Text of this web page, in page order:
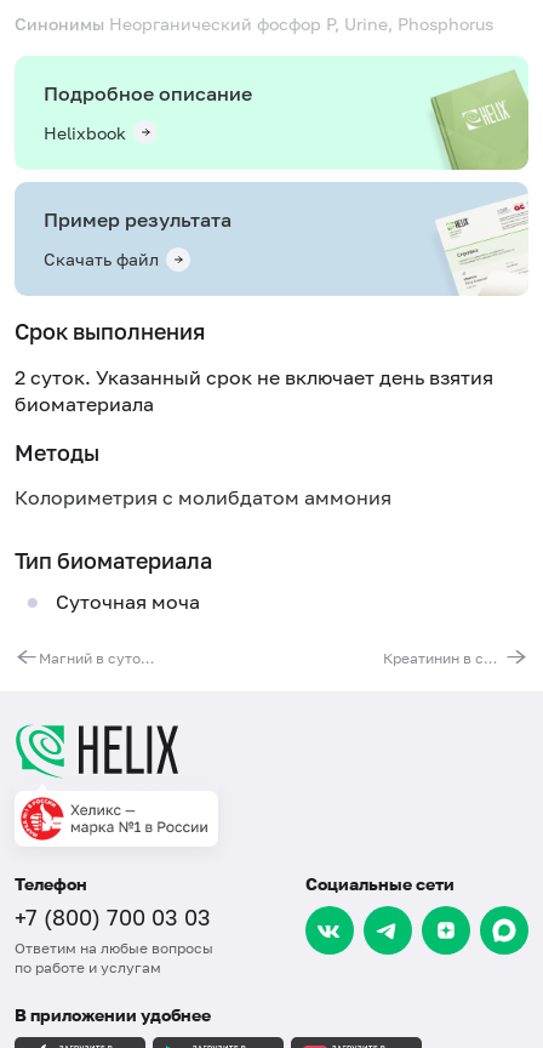
Синонимы Неорганический фосфор P, Urine, Phosphorus
Подробное описание
Helixbook
Пример результата
Скачать файл
Срок выполнения
2 суток. Указанный срок не включает день взятия
биоматериала
Методы
Колориметрия с молибдатом аммония
Тип биоматериала
Суточная моча
Магний в суточной моче Креатинин в суточной моче
Телефон
+7 (800) 700 03 03
Ответим на любые вопросы
по работе и услугам
Социальные сети
В приложении удобнее